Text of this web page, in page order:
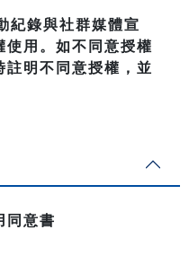
紀錄與社群媒體宣
使用。如不同意授權
註明不同意授權，並
同意書